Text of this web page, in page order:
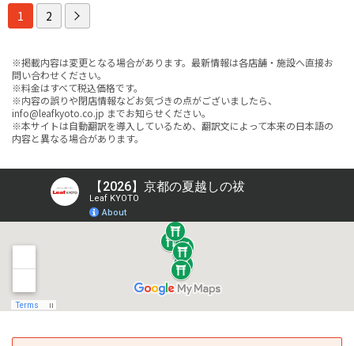
1 2
※掲載内容は変更となる場合があります。最新情報は各店舗・施設へ直接お
問い合わせください。
※料金はすべて税込価格です。
※内容の誤りや閉店情報などお気づきの点がございましたら、
info@leafkyoto.co.jp までお知らせください。
※本サイトは自動翻訳を導入しているため、翻訳文によって本来の日本語の
内容と異なる場合があります。